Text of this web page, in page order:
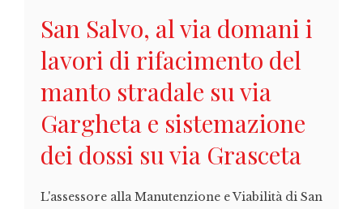
San Salvo, al via domani i
lavori di rifacimento del
manto stradale su via
Gargheta e sistemazione
dei dossi su via Grasceta
L'assessore alla Manutenzione e Viabilità di San